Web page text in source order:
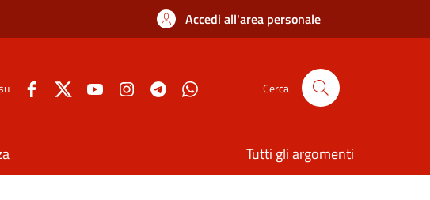
Accedi all'area personale
Cerca
Tutti gli argomenti